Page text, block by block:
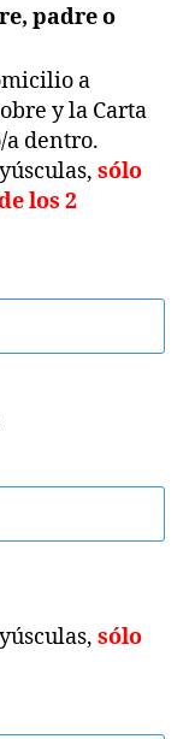
padre o
a
y la Carta
a dentro.
sólo
los 2
sólo